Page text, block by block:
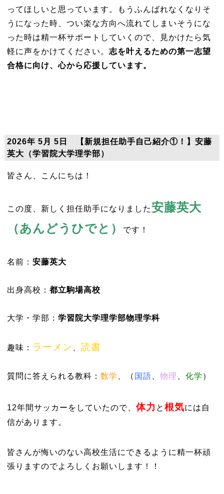
ってほしいと思っています。もうふんばれなくなりそ
うになった時、つい楽な方向へ流れてしまいそうにな
った時は精一杯サポートしていくので、見かけたら気
軽に声をかけてください。 志を叶えるための第一志望
合格に向け、心から応援しています。
2026年 5月 5日 【新規担任助手自己紹介①！】安藤
英大（学習院大学理学部）
皆さん、こんにちは！
この度、新しく担任助手になりました安藤英大
（あんどうひでと）
です！
名前： 安藤英大
出身高校： 都立駒場高校
大学・学部： 学習院大学理学部物理学科
趣味： ラーメン 読書
質問に答えられる教科： 数学 、（ 国語 物理 化学 ）
12年間サッカーをしていたので、 体力 と 根気には自
信があります。
皆さんが悔いのない高校生活にできるように精一杯頑
張りますのでよろしくお願いします！！